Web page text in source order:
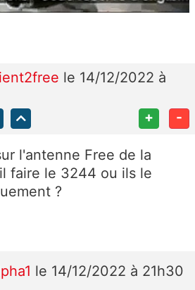
le 14/12/2022 à
+ -
l'antenne Free de la
faire le 3244 ou ils le
?
le 14/12/2022 à 21h30